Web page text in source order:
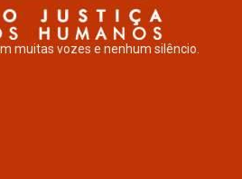
muitas vozes e nenhum silêncio.